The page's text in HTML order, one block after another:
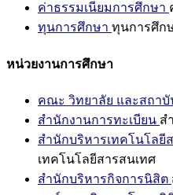
ค่าธรรมเนียมการศึกษา
ทุนการศึกษา ทุนการศึก
หน่วยงานการศึกษา
คณะ วิทยาลัย และสถาบั
สำนักงานการทะเบียน ส
สำนักบริหารเทคโนโลยี
เทคโนโลยีสารสนเทศ
สำนักบริหารกิจการนิสิต